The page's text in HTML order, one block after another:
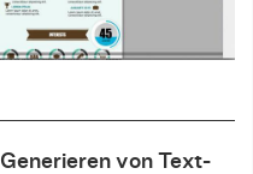
Generieren von Text-